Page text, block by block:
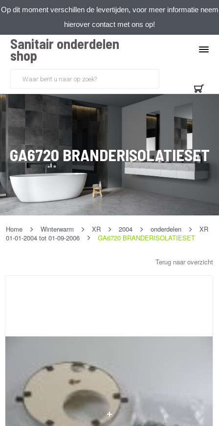
Op dit moment verschillen de levertijden, voor meer informatie neem
hierover contact met ons op!
Sanitair onderdelen
shop
GA6720 BRANDERISOLATIESET
Home Winterwarm XR 2004 onderdelen
XR
01-01-2004 tot 01-09-2006
GA6720 BRANDERISOLATIESET
Terug naar overzicht